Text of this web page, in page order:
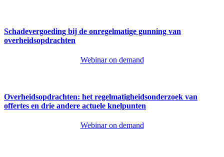
Schadevergoeding bij de onregelmatige gunning van
overheidsopdrachten
Webinar on demand
Overheidsopdrachten: het regelmatigheidsonderzoek van
offertes en drie andere actuele knelpunten
Webinar on demand